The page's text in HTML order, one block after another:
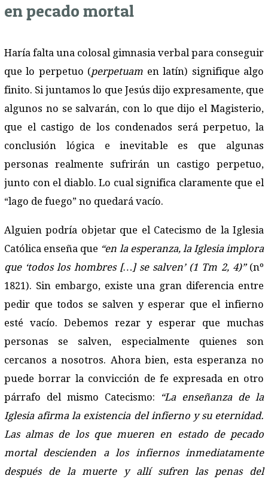
en pecado mortal
Haría falta una colosal gimnasia verbal para conseguir
que lo perpetuo (perpetuam en latín) signifique algo
finito. Si juntamos lo que Jesús dijo expresamente, que
algunos no se salvarán, con lo que dijo el Magisterio,
que el castigo de los condenados será perpetuo, la
conclusión lógica e inevitable es que algunas
personas realmente sufrirán un castigo perpetuo,
junto con el diablo. Lo cual significa claramente que el
“lago de fuego” no quedará vacío.
Alguien podría objetar que el Catecismo de la Iglesia
Católica enseña que “en la esperanza, la Iglesia implora
que ‘todos los hombres […] se salven’ (1 Tm 2, 4)”(nº
1821). Sin embargo, existe una gran diferencia entre
pedir que todos se salven y esperar que el infierno
esté vacío. Debemos rezar y esperar que muchas
personas se salven, especialmente quienes son
cercanos a nosotros. Ahora bien, esta esperanza no
puede borrar la convicción de fe expresada en otro
párrafo del mismo Catecismo:
“La enseñanza de la
Iglesia afirma la existencia del infierno y su eternidad.
Las almas de los que mueren en estado de pecado
mortal descienden a los infiernos inmediatamente
después de la muerte y allí sufren las penas del